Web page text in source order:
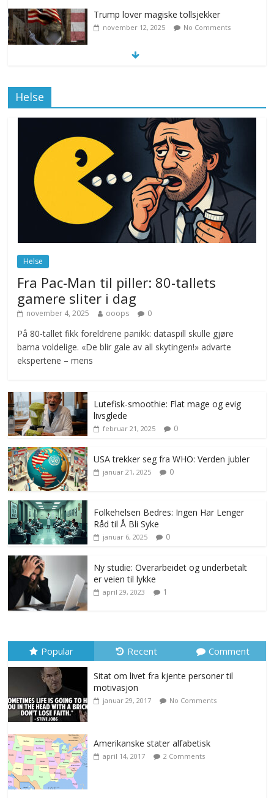
Trump lover magiske tollsjekker
november 12, 2025 No Comments
Drone stopper flytrafikken i Stockholm,
ekspert mistenker MDG
november 6, 2025 No Comments
Norge innfører nullvisjon for nedbør
juni 23, 2026 No Comments
Helse
Helse
Fra Pac-Man til piller: 80-tallets
gamere sliter i dag
november 4, 2025 ooops 0
På 80-tallet fikk foreldrene panikk: dataspill skulle gjøre
barna voldelige. «De blir gale av all skytingen!» advarte
ekspertene – mens
Lutefisk-smoothie: Flat mage og evig
livsglede
februar 21, 2025 0
USA trekker seg fra WHO: Verden jubler
januar 21, 2025 0
Folkehelsen Bedres: Ingen Har Lenger
Råd til Å Bli Syke
januar 6, 2025 0
Ny studie: Overarbeidet og underbetalt
er veien til lykke
april 29, 2023 1
Popular Recent Comment
Sitat om livet fra kjente personer til
motivasjon
januar 29, 2017 No Comments
Amerikanske stater alfabetisk
april 14, 2017 2 Comments